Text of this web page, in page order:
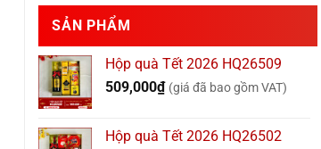
SẢN PHẨM
Hộp quà Tết 2026 HQ26509
509,000₫ (giá đã bao gồm VAT)
Hộp quà Tết 2026 HQ26502